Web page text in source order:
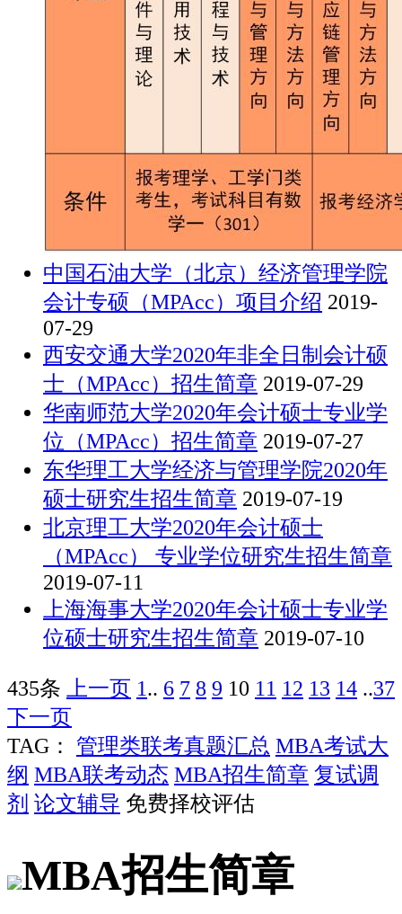
中国石油大学（北京）经济管理学院
会计专硕（MPAcc）项目介绍 2019-
07-29
西安交通大学2020年非全日制会计硕
士（MPAcc）招生简章 2019-07-29
华南师范大学2020年会计硕士专业学
位（MPAcc）招生简章 2019-07-27
东华理工大学经济与管理学院2020年
硕士研究生招生简章 2019-07-19
北京理工大学2020年会计硕士
（MPAcc） 专业学位研究生招生简章
2019-07-11
上海海事大学2020年会计硕士专业学
位硕士研究生招生简章 2019-07-10
435条 上一页 1.. 6 7 8 9 10 11 12 13 14 ..37
下一页
TAG： 管理类联考真题汇总 MBA考试大
纲 MBA联考动态 MBA招生简章 复试调
剂 论文辅导 免费择校评估
MBA招生简章